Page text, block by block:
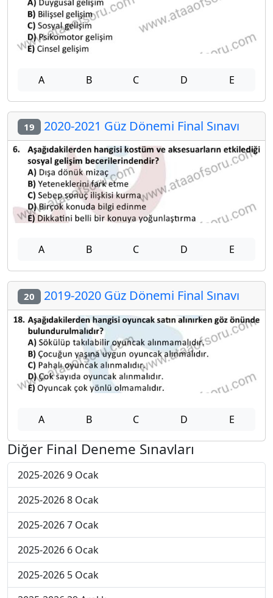
A B C D E
19 2020-2021 Güz Dönemi Final Sınavı
A B C D E
20 2019-2020 Güz Dönemi Final Sınavı
A B C D E
Diğer Final Deneme Sınavları
2025-2026 9 Ocak
2025-2026 8 Ocak
2025-2026 7 Ocak
2025-2026 6 Ocak
2025-2026 5 Ocak